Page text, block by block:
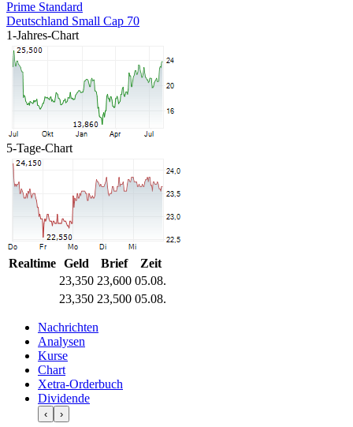
Prime Standard
Deutschland Small Cap 70
1-Jahres-Chart
5-Tage-Chart
Realtime Geld Brief
Zeit
23,350 23,600 05.08.
23,350 23,500 05.08.
Nachrichten
Analysen
Kurse
Chart
Xetra-Orderbuch
Dividende
‹ ›